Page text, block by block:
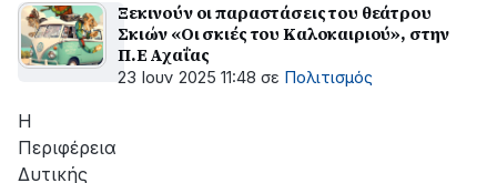
Ξεκινούν οι παραστάσεις του θεάτρου
Σκιών «Οι σκιές του Καλοκαιριού», στην
Π.Ε Αχαΐας
23 Ιουν 2025 11:48 σε Πολιτισμός
Η
Περιφέρεια
Δυτικής